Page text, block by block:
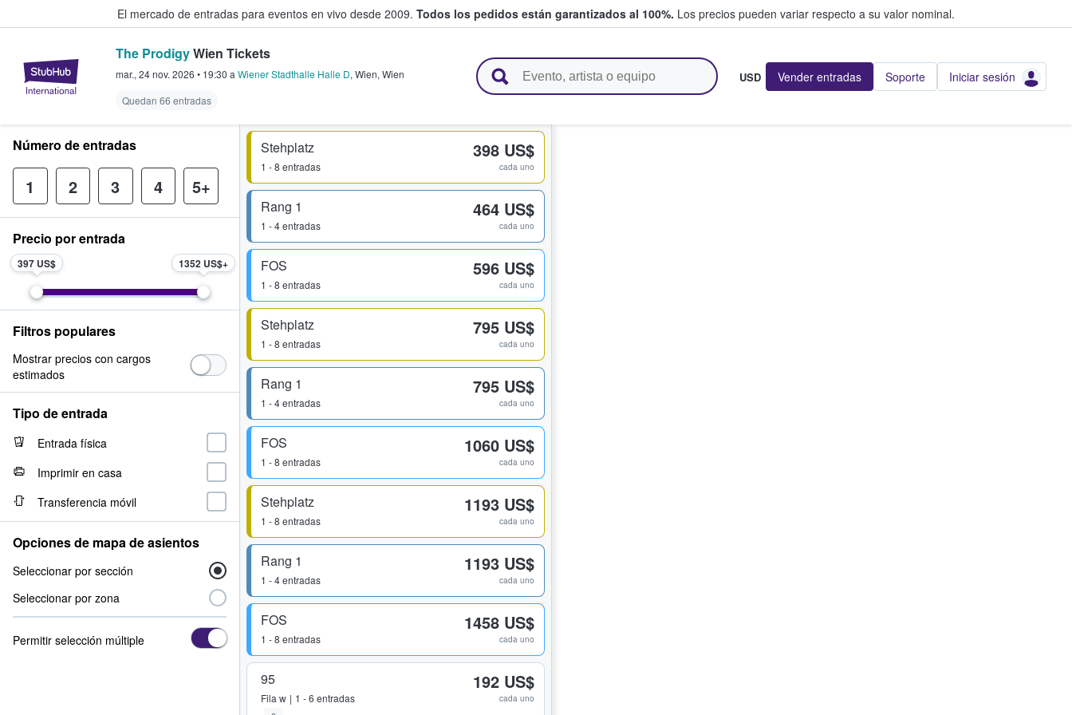
El mercado de entradas para eventos en vivo desde 2009. Todos los pedidos están garantizados al 100%. Los precios pueden variar respecto a su valor nominal.
StubHub: compra y venta de entradas entre fans
The ProdigyWien Tickets
mar., 24 nov. 2026 • 19:30 a Wiener Stadthalle Halle D, Wien, Wien
Quedan 66 entradas
USD Vender entradas Soporte Iniciar sesión
Stehplatz
1 - 8 entradas
398 US$
cada uno
Rang 1
1 - 4 entradas
464 US$
cada uno
FOS
1 - 8 entradas
596 US$
cada uno
Stehplatz
1 - 8 entradas
795 US$
cada uno
Rang 1
1 - 4 entradas
795 US$
cada uno
FOS
1 - 8 entradas
1060 US$
cada uno
Stehplatz
1 - 8 entradas
1193 US$
cada uno
Rang 1
1 - 4 entradas
1193 US$
cada uno
FOS
1 - 8 entradas
1458 US$
cada uno
95
Fila w 1 - 6 entradas
192 US$
cada uno
Número de entradas
1 2 3 4 5+
Precio por entrada
397 US$ 1352 US$
Filtros populares
Mostrar precios con cargos
estimados
Tipo de entrada
Entrada física
Imprimir en casa
Transferencia móvil
Opciones de mapa de asientos
Seleccionar por sección
Seleccionar por zona
Permitir selección múltiple